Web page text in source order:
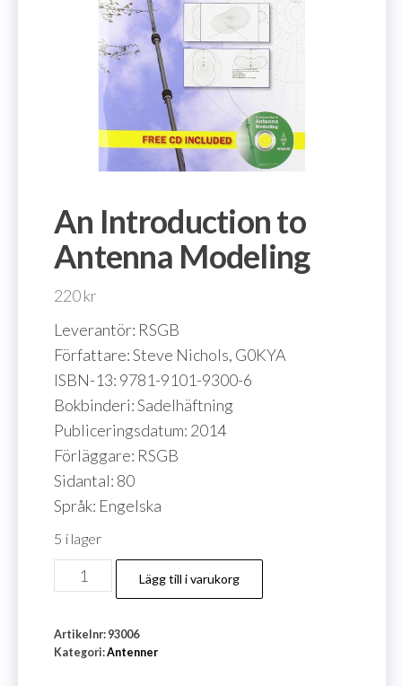
An Introduction to
Antenna Modeling
220kr
Leverantör: RSGB
Författare: Steve Nichols, G0KYA
ISBN-13: 9781-9101-9300-6
Bokbinderi: Sadelhäftning
Publiceringsdatum: 2014
Förläggare: RSGB
Sidantal: 80
Språk: Engelska
5 i lager
Introduction
Antenna
Lägg till i varukorg
Artikelnr: 93006
Kategori:Antenner